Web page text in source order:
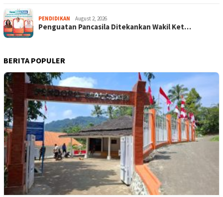
PENDIDIKAN August 2, 2026
Penguatan Pancasila Ditekankan Wakil Ket…
BERITA POPULER